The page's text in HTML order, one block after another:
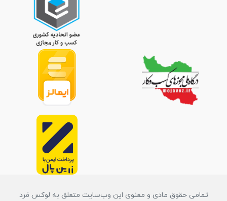
تمامی حقوق مادی و معنوی این وب‌سایت متعلق به لوکس مَرد